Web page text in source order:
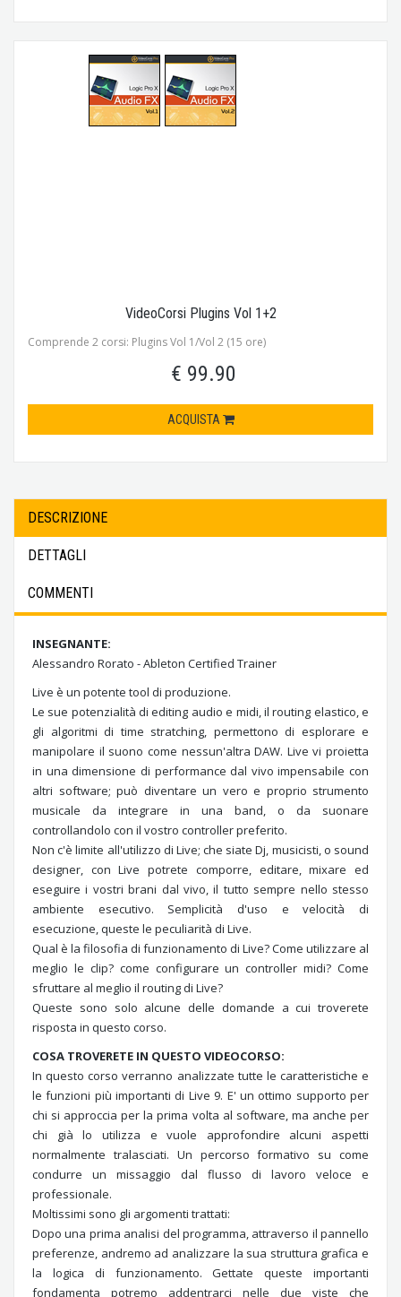
VideoCorsi Plugins Vol 1+2
Comprende 2 corsi: Plugins Vol 1/Vol 2 (15 ore)
€ 99.90
ACQUISTA
DESCRIZIONE
DETTAGLI
COMMENTI
INSEGNANTE:
Alessandro Rorato - Ableton Certified Trainer
Live è un potente tool di produzione.
Le sue potenzialità di editing audio e midi, il routing elastico, e
gli algoritmi di time stratching, permettono di esplorare e
manipolare il suono come nessun'altra DAW. Live vi proietta
in una dimensione di performance dal vivo impensabile con
altri software; può diventare un vero e proprio strumento
musicale da integrare in una band, o da suonare
controllandolo con il vostro controller preferito.
Non c'è limite all'utilizzo di Live; che siate Dj, musicisti, o sound
designer, con Live potrete comporre, editare, mixare ed
eseguire i vostri brani dal vivo, il tutto sempre nello stesso
ambiente esecutivo. Semplicità d'uso e velocità di
esecuzione, queste le peculiarità di Live.
Qual è la filosofia di funzionamento di Live? Come utilizzare al
meglio le clip? come configurare un controller midi? Come
sfruttare al meglio il routing di Live?
Queste sono solo alcune delle domande a cui troverete
risposta in questo corso.
COSA TROVERETE IN QUESTO VIDEOCORSO:
In questo corso verranno analizzate tutte le caratteristiche e
le funzioni più importanti di Live 9. E' un ottimo supporto per
chi si approccia per la prima volta al software, ma anche per
chi già lo utilizza e vuole approfondire alcuni aspetti
normalmente tralasciati. Un percorso formativo su come
condurre un missaggio dal flusso di lavoro veloce e
professionale.
Moltissimi sono gli argomenti trattati:
Dopo una prima analisi del programma, attraverso il pannello
preferenze, andremo ad analizzare la sua struttura grafica e
la logica di funzionamento. Gettate queste importanti
fondamenta potremo addentrarci nelle due viste che